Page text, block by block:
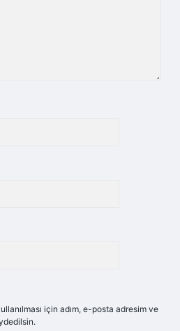
için adım, e-posta adresim ve